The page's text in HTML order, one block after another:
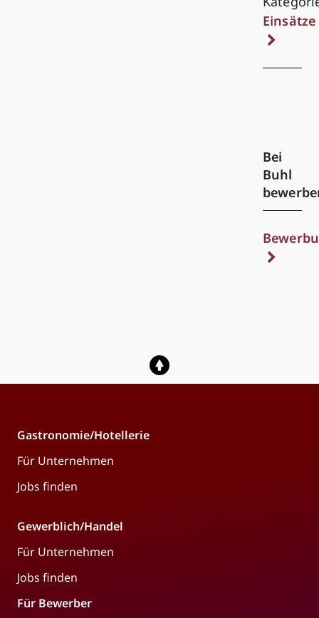
Einsätze
Bei
Buhl
Gastronomie/Hotellerie
Für Unternehmen
Jobs finden
Gewerblich/Handel
Für Unternehmen
Jobs finden
Für Bewerber